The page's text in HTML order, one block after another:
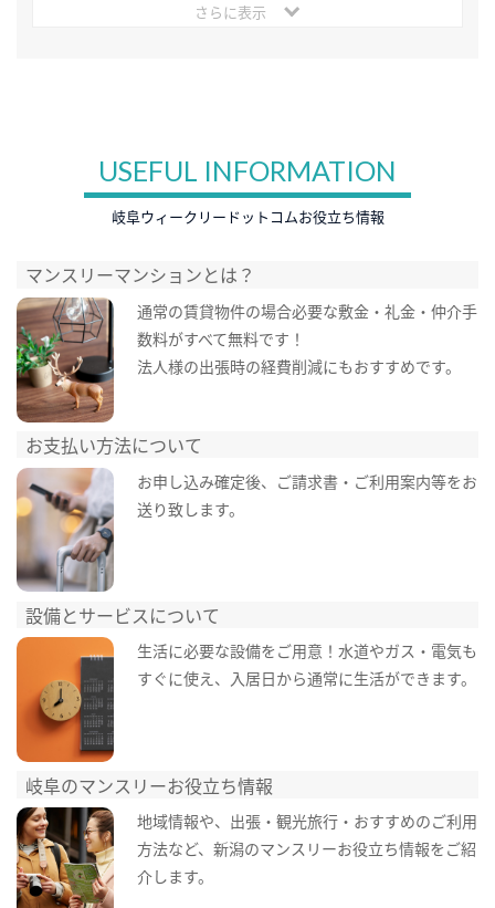
さらに表示
USEFUL INFORMATION
岐阜ウィークリードットコムお役立ち情報
マンスリーマンションとは？
通常の賃貸物件の場合必要な敷金・礼金・仲介手
数料がすべて無料です！
法人様の出張時の経費削減にもおすすめです。
お支払い方法について
お申し込み確定後、ご請求書・ご利用案内等をお
送り致します。
設備とサービスについて
生活に必要な設備をご用意！水道やガス・電気も
すぐに使え、入居日から通常に生活ができます。
岐阜のマンスリーお役立ち情報
地域情報や、出張・観光旅行・おすすめのご利用
方法など、新潟のマンスリーお役立ち情報をご紹
介します。